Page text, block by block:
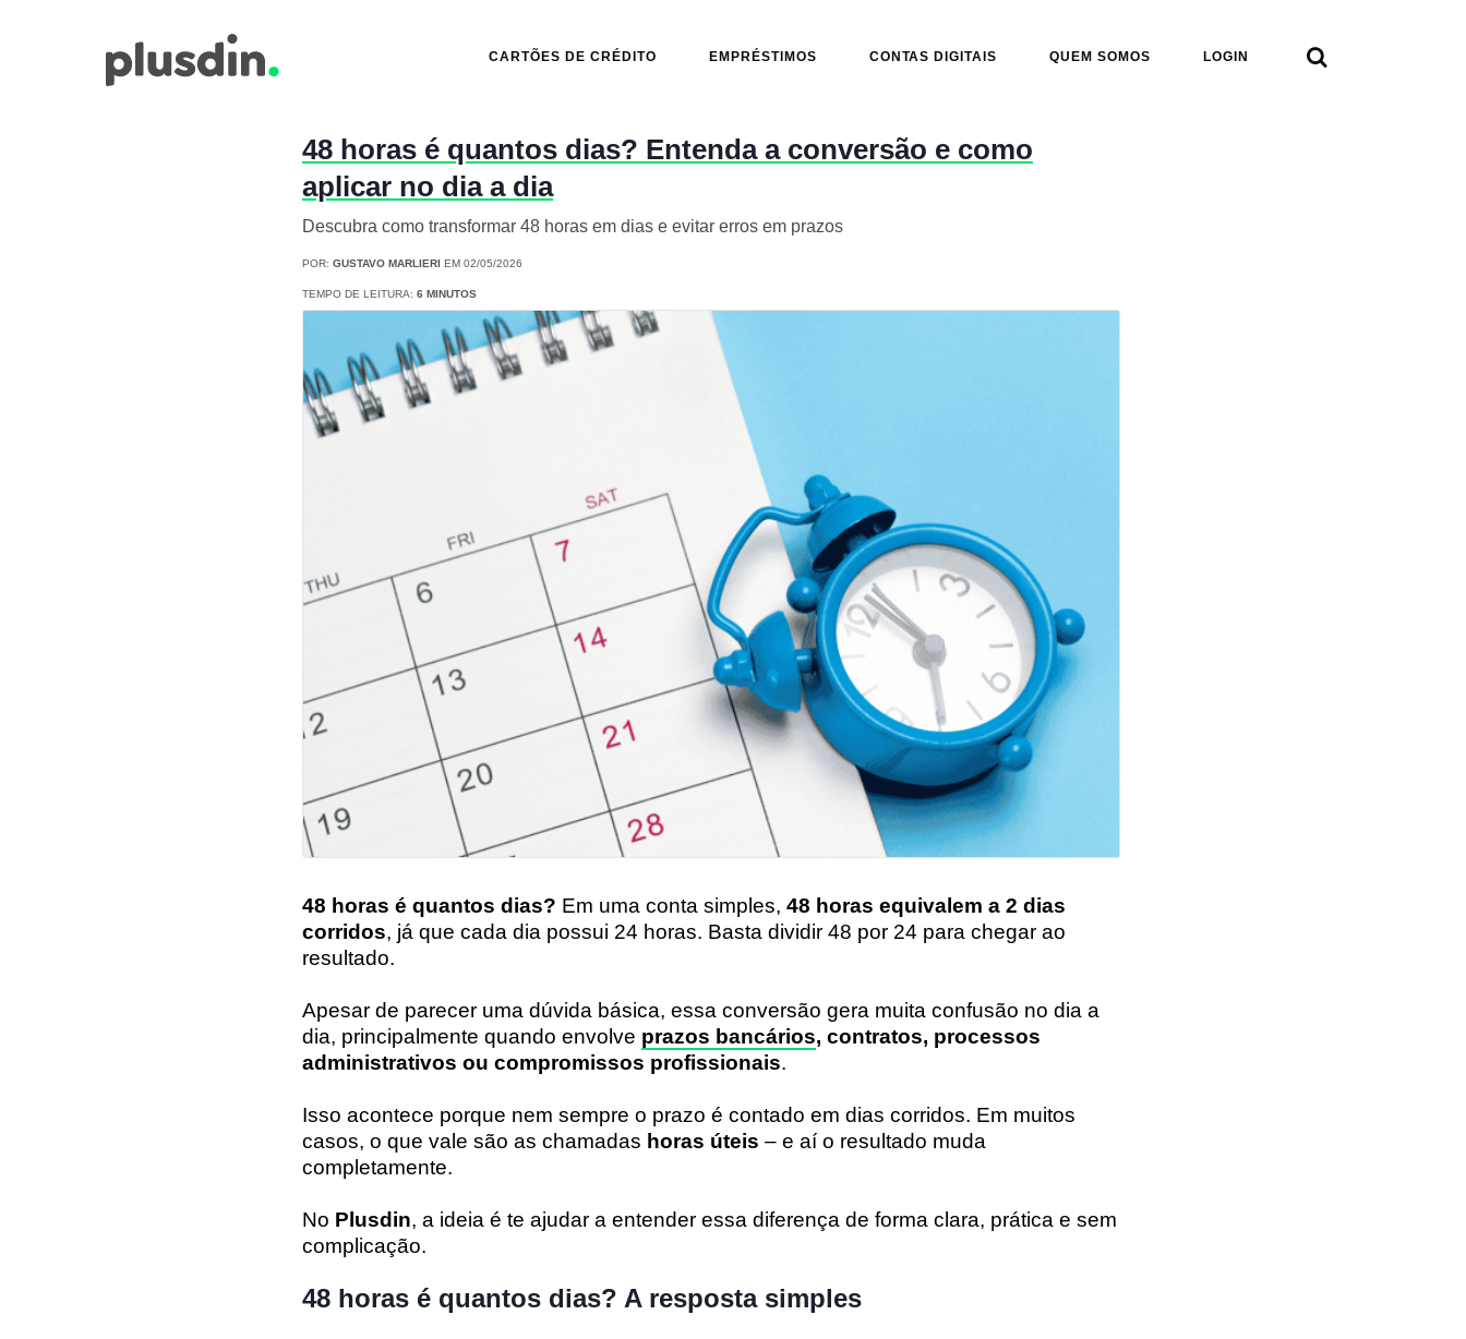
CARTÕES DE CRÉDITO EMPRÉSTIMOS CONTAS DIGITAIS QUEM SOMOS LOGIN 
48 horas é quantos dias? Entenda a conversão e como
aplicar no dia a dia
Descubra como transformar 48 horas em dias e evitar erros em prazos
POR: GUSTAVO MARLIERI EM 02/05/2026
TEMPO DE LEITURA: 6 MINUTOS
48 horas é quantos dias? Em uma conta simples, 48 horas equivalem a 2 dias
corridos, já que cada dia possui 24 horas. Basta dividir 48 por 24 para chegar ao
resultado.
Apesar de parecer uma dúvida básica, essa conversão gera muita confusão no dia a
dia, principalmente quando envolve prazos bancários, contratos, processos
administrativos ou compromissos profissionais.
Isso acontece porque nem sempre o prazo é contado em dias corridos. Em muitos
casos, o que vale são as chamadas horas úteis – e aí o resultado muda
completamente.
No Plusdin, a ideia é te ajudar a entender essa diferença de forma clara, prática e sem
complicação.
48 horas é quantos dias? A resposta simples